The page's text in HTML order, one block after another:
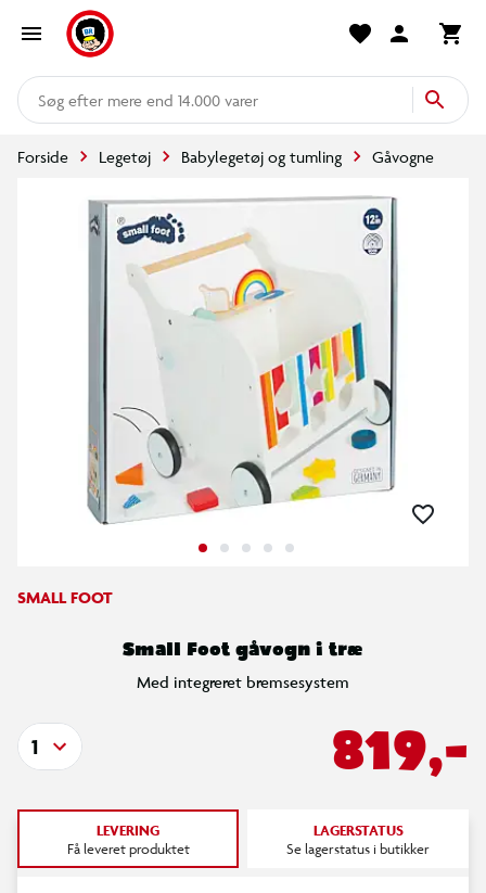
mere end 14.000 varer
Forside Legetøj Babylegetøj og tumling Gåvogne
SMALL FOOT
Small Foot gåvogn i træ
Med integreret bremsesystem
819,-
1
LEVERING
Få leveret produktet
LAGERSTATUS
Se lagerstatus i butikker